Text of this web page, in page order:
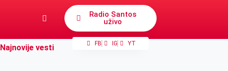
Radio Santos
uživo
FB IG YT
Najnovije vesti